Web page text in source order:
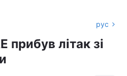
рус
літак зі